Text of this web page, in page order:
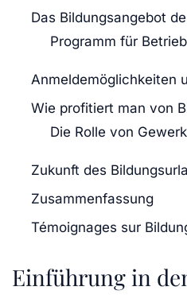
Das Bildungsangebot
Programm für
Anmeldemöglichkeiten
Wie profitiert man von
Die Rolle von
Zukunft des
Zusammenfassung
Témoignages sur
Einführung in